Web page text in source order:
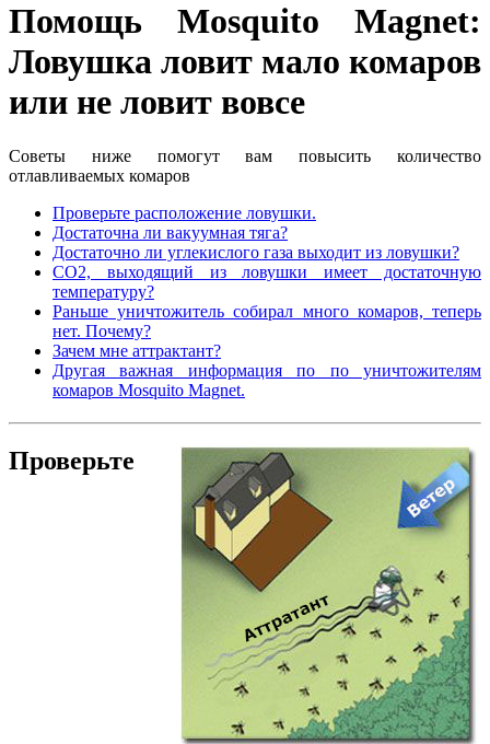
Помощь Mosquito Magnet:
Ловушка ловит мало комаров
или не ловит вовсе
Советы ниже помогут вам повысить количество
отлавливаемых комаров
Проверьте расположение ловушки.
Достаточна ли вакуумная тяга?
Достаточно ли углекислого газа выходит из ловушки?
CO2, выходящий из ловушки имеет достаточную
температуру?
Раньше уничтожитель собирал много комаров, теперь
нет. Почему?
Зачем мне аттрактант?
Другая важная информация по по уничтожителям
комаров Mosquito Magnet.
Проверьте